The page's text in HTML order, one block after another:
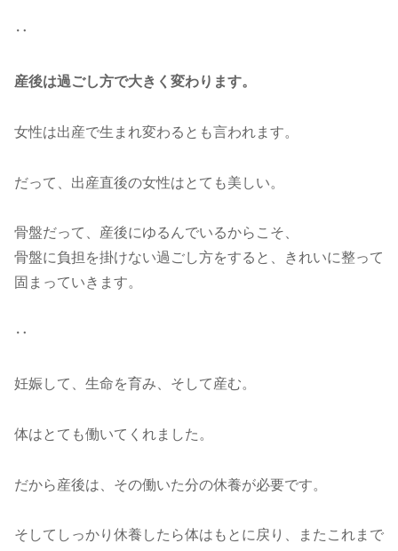
‥
産後は過ごし方で大きく変わります。
女性は出産で生まれ変わるとも言われます。
だって、出産直後の女性はとても美しい。
骨盤だって、産後にゆるんでいるからこそ、
骨盤に負担を掛けない過ごし方をすると、きれいに整って
固まっていきます。
‥
妊娠して、生命を育み、そして産む。
体はとても働いてくれました。
だから産後は、その働いた分の休養が必要です。
そしてしっかり休養したら体はもとに戻り、またこれまで